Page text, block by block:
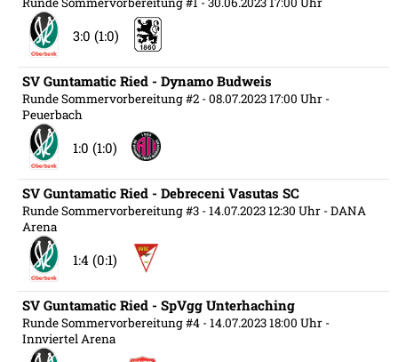
3:0 (1:0)
SV Guntamatic Ried - Dynamo Budweis
Runde Sommervorbereitung #2 - 08.07.2023 17:00 Uhr -
Peuerbach
1:0 (1:0)
SV Guntamatic Ried - Debreceni Vasutas SC
Runde Sommervorbereitung #3 - 14.07.2023 12:30 Uhr - DANA
Arena
1:4 (0:1)
SV Guntamatic Ried - SpVgg Unterhaching
Runde Sommervorbereitung #4 - 14.07.2023 18:00 Uhr -
Innviertel Arena